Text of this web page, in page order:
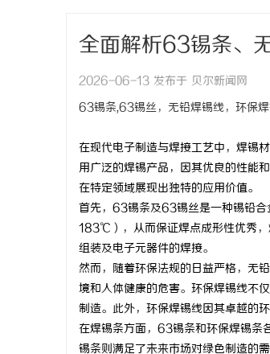
全面解析63锡条、
2026-06-13 发布于 贝尔新闻网
63锡条,63锡丝，无铅焊锡线，环保
在现代电子制造与焊接工艺中，焊锡
用广泛的焊锡产品，因其优良的性能
在特定领域展现出独特的应用价值。
首先，63锡条及63锡丝是一种锡铅
183℃），从而保证焊点成形性优秀
组装及电子元器件的焊接。
然而，随着环保法规的日益严格，无
境和人体健康的危害。环保焊锡线不
制造。此外，环保焊锡线因其卓越的
在焊锡条方面，63锡条和环保焊锡条
锡条则满足了未来市场对绿色制造的